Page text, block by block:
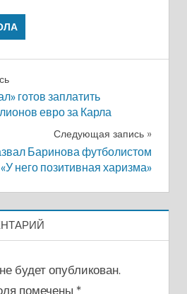
готов заплатить
евро за Карла
Следующая запись
Баринова футболистом
него позитивная харизма»
будет опубликован.
помечены *